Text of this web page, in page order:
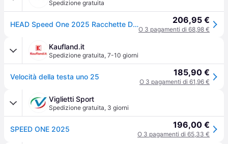
Spedizione gratuita
HEAD Speed One 2025 Racchette Da Padel - nero 206,95 €
O 3 pagamenti di 68,98 €
Kaufland.it
Spedizione gratuita, 7-10 giorni
Velocità della testa uno 25 185,90 €
O 3 pagamenti di 61,96 €
Viglietti Sport
Spedizione gratuita, 3 giorni
SPEED ONE 2025 196,00 €
O 3 pagamenti di 65,33 €